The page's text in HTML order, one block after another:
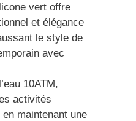
vert offre
et élégance
le style de
avec
10ATM,
activités
maintenant une